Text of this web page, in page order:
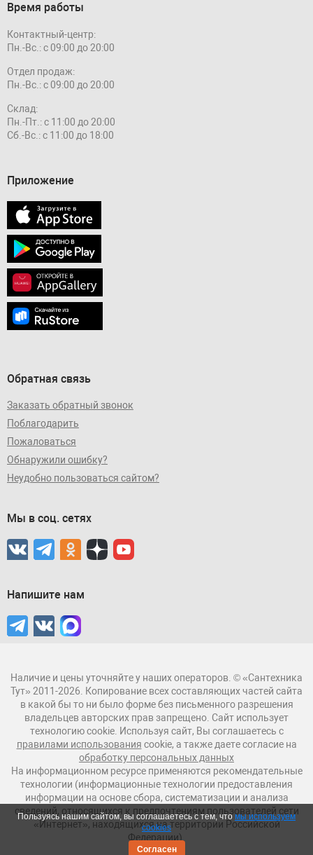
Время работы
Контактный-центр:
Пн.-Вс.: с 09:00 до 20:00
Отдел продаж:
Пн.-Вс.: с 09:00 до 20:00
Склад:
Пн.-Пт.: с 11:00 до 20:00
Сб.-Вс.: с 11:00 до 18:00
Приложение
Обратная связь
Заказать обратный звонок
Поблагодарить
Пожаловаться
Обнаружили ошибку?
Неудобно пользоваться сайтом?
Мы в соц. сетях
Напишите нам
Наличие и цены уточняйте у наших операторов. © «Сантехника
Тут» 2011-2026. Копирование всех составляющих частей сайта
в какой бы то ни было форме без письменного разрешения
владельцев авторских прав запрещено. Сайт использует
технологию cookie. Используя сайт, Вы соглашаетесь с
правилами использования cookie, а также даете согласие на
обработку персональных данных
На информационном ресурсе применяются рекомендательные
технологии (информационные технологии предоставления
информации на основе сбора, систематизации и анализа
сведений, относящихся к предпочтениям пользователей сети
«Интернет», находящихся на территории Российской
Федерации).
Пользуясь нашим сайтом, вы соглашаетесь с тем, чтомы используем
cookies
Согласен